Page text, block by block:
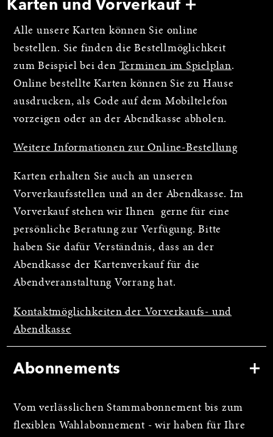
Karten und Vorverkauf
Alle unsere Karten können Sie online
bestellen. Sie finden die Bestellmöglichkeit
zum Beispiel bei den Terminen im Spielplan.
Online bestellte Karten können Sie zu Hause
ausdrucken, als Code auf dem Mobiltelefon
vorzeigen oder an der Abendkasse abholen.
Weitere Informationen zur Online-Bestellung
Karten erhalten Sie auch an unseren
Vorverkaufsstellen und an der Abendkasse. Im
Vorverkauf stehen wir Ihnen gerne für eine
persönliche Beratung zur Verfügung. Bitte
haben Sie dafür Verständnis, dass an der
Abendkasse der Kartenverkauf für die
Abendveranstaltung Vorrang hat.
Kontaktmöglichkeiten der Vorverkaufs- und
Abendkasse
Abonnements
Vom verlässlichen Stammabonnement bis zum
flexiblen Wahlabonnement - wir haben für Ihre